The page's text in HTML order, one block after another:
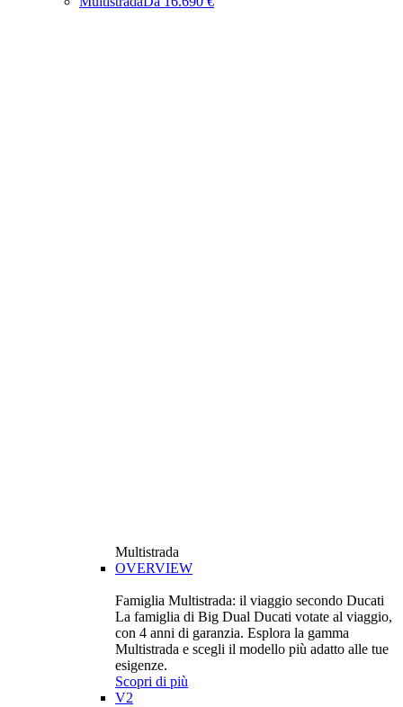
Multistrada
OVERVIEW
Famiglia Multistrada: il viaggio secondo Ducati
La famiglia di Big Dual Ducati votate al viaggio,
con 4 anni di garanzia. Esplora la gamma
Multistrada e scegli il modello più adatto alle tue
esigenze.
Scopri di più
V2